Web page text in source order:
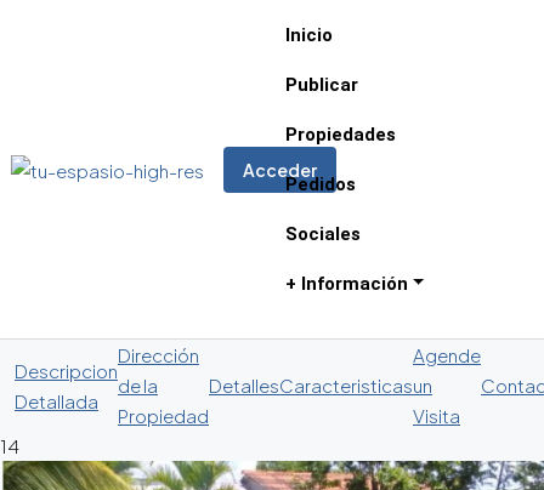
Acceder
Inicio
Publicar
Propiedades
Pedidos
Sociales
+ Información
Descripcion
Detallada
Dirección
de la
Propiedad
DetallesCaracteristicas
Agende
un
Visita
14